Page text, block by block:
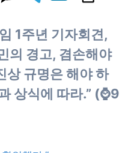
1주년 기자회견,
의 경고, 겸손해야
상 규명은 해야 하
상식에 따라.” (⌚9